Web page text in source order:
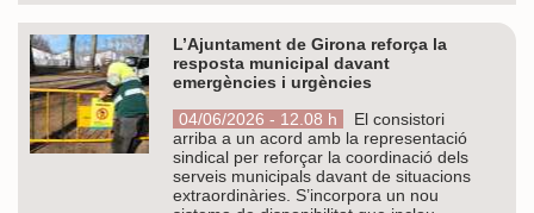
L’Ajuntament de Girona reforça la
resposta municipal davant
emergències i urgències
04/06/2026 - 12.08 h
El consistori
arriba a un acord amb la representació
sindical per reforçar la coordinació dels
serveis municipals davant de situacions
extraordinàries. S’incorpora un nou